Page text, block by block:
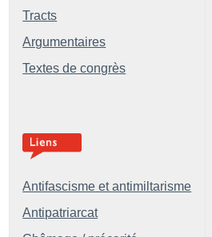
Tracts
Argumentaires
Textes de congrès
Antifascisme et antimiltarisme
Antipatriarcat